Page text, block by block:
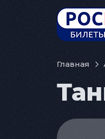
Главная